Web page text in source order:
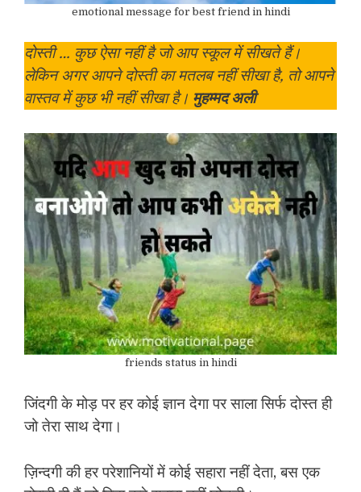
emotional message for best friend in hindi
दोस्ती … कुछ ऐसा नहीं है जो आप स्कूल में सीखते हैं।
लेकिन अगर आपने दोस्ती का मतलब नहीं सीखा है, तो आपने
वास्तव में कुछ भी नहीं सीखा है। मुहम्मद अली
friends status in hindi
जिंदगी के मोड़ पर हर कोई ज्ञान देगा पर साला सिर्फ दोस्त ही
जो तेरा साथ देगा।
ज़िन्दगी की हर परेशानियों में कोई सहारा नहीं देता, बस एक